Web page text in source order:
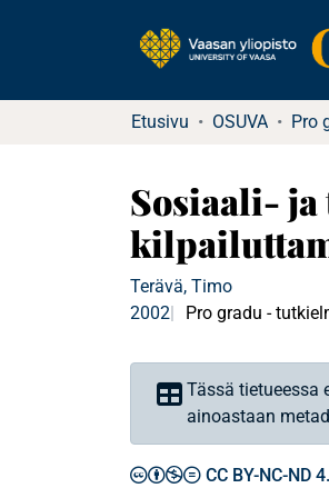
Etusivu OSUVA
Sosiaali-
Terävä, Timo
2002
Pro gradu -
Tässä tietueessa
ainoastaan
CC BY-NC-ND